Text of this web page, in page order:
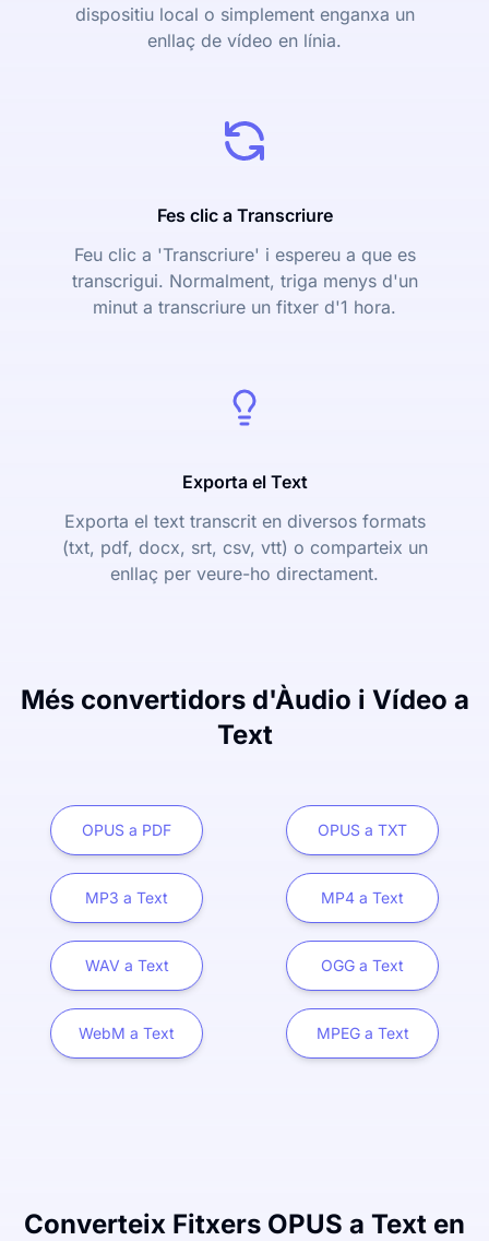
dispositiu local o simplement enganxa un
enllaç de vídeo en línia.
Fes clic a Transcriure
Feu clic a 'Transcriure' i espereu a que es
transcrigui. Normalment, triga menys d'un
minut a transcriure un fitxer d'1 hora.
Exporta el Text
Exporta el text transcrit en diversos formats
(txt, pdf, docx, srt, csv, vtt) o comparteix un
enllaç per veure-ho directament.
Més convertidors d'Àudio i Vídeo a
Text
OPUS a PDF OPUS a TXT
MP3 a Text MP4 a Text
WAV a Text OGG a Text
WebM a Text MPEG a Text
Converteix Fitxers OPUS a Text en